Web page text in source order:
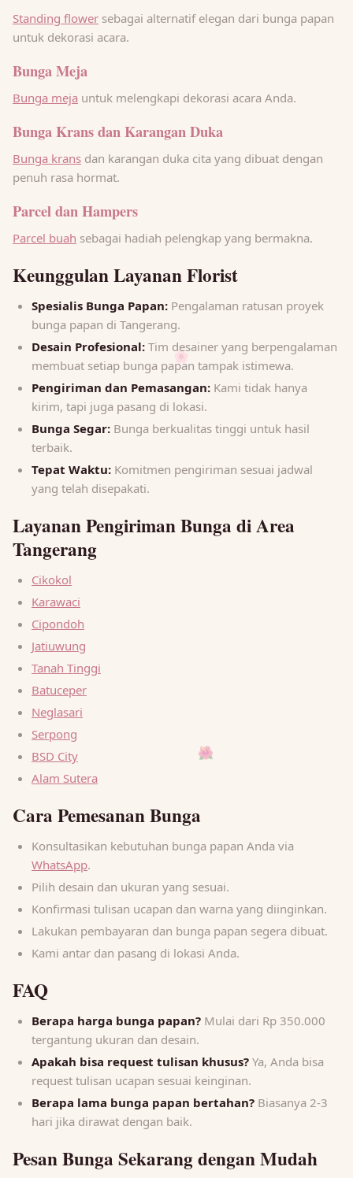
🌸
Standing flower sebagai alternatif elegan dari bunga papan
untuk dekorasi acara.
Bunga Meja
Bunga meja untuk melengkapi dekorasi acara Anda.
Bunga Krans dan Karangan Duka
Bunga krans dan karangan duka cita yang dibuat dengan
penuh rasa hormat.
Parcel dan Hampers
Parcel buah sebagai hadiah pelengkap yang bermakna.
Keunggulan Layanan Florist
Spesialis Bunga Papan: Pengalaman ratusan proyek
bunga papan di Tangerang.
Desain Profesional: Tim desainer yang berpengalaman
membuat setiap bunga papan tampak istimewa.
Pengiriman dan Pemasangan: Kami tidak hanya
kirim, tapi juga pasang di lokasi.
Bunga Segar: Bunga berkualitas tinggi untuk hasil
terbaik.
Tepat Waktu: Komitmen pengiriman sesuai jadwal
yang telah disepakati.
Layanan Pengiriman Bunga di Area
Tangerang
Cikokol
Karawaci
Cipondoh
Jatiuwung
Tanah Tinggi
Batuceper
Neglasari
Serpong
BSD City
Alam Sutera
Cara Pemesanan Bunga
Konsultasikan kebutuhan bunga papan Anda via
WhatsApp.
Pilih desain dan ukuran yang sesuai.
Konfirmasi tulisan ucapan dan warna yang diinginkan.
Lakukan pembayaran dan bunga papan segera dibuat.
Kami antar dan pasang di lokasi Anda.
FAQ
Berapa harga bunga papan? Mulai dari Rp 350.000
tergantung ukuran dan desain.
Apakah bisa request tulisan khusus? Ya, Anda bisa
request tulisan ucapan sesuai keinginan.
Berapa lama bunga papan bertahan? Biasanya 2-3
hari jika dirawat dengan baik.
Pesan Bunga Sekarang dengan Mudah